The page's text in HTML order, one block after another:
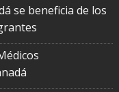
se beneficia de los